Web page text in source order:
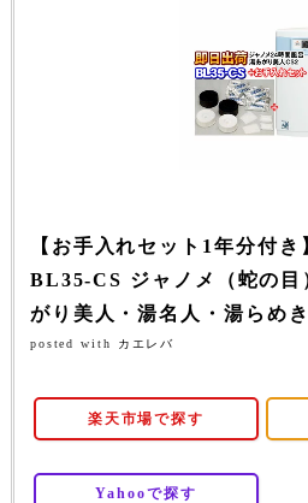
【お手入れセット1年分付
BL35-CS ジャノメ（蛇の目
がり美人・湯名人・湯らめ
posted with カエレバ
楽天市場で探す
Yahooで探す